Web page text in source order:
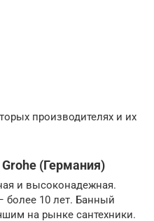
производителях и их
(Германия)
и высоконадежная.
более 10 лет. Банный
на рынке сантехники.